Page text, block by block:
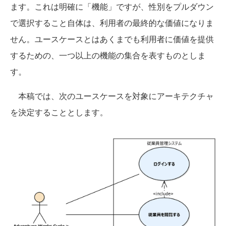
ます。これは明確に「機能」ですが、性別をプルダウン
で選択すること自体は、利用者の最終的な価値になりま
せん。ユースケースとはあくまでも利用者に価値を提供
するための、一つ以上の機能の集合を表すものとしま
す。
本稿では、次のユースケースを対象にアーキテクチャ
を決定することとします。